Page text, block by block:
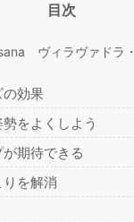
目次
ヴィラヴァドラ
の効果
をよくしよう
期待できる
を解消